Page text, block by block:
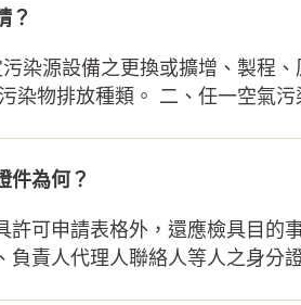
？
染源設備之更換或擴增、製程
染物排放種類。 二、任一空氣污
件為何？
許可申請表格外，還應檢具目的
負責人代理人聯絡人等人之身分